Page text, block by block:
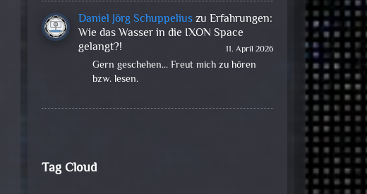
Daniel Jörg SchuppeliuszuErfahrungen:
Wie das Wasser in die IXON Space
gelangt?!
11. April 2026
Gern geschehen... Freut mich zu hören
bzw. lesen.
Tag Cloud